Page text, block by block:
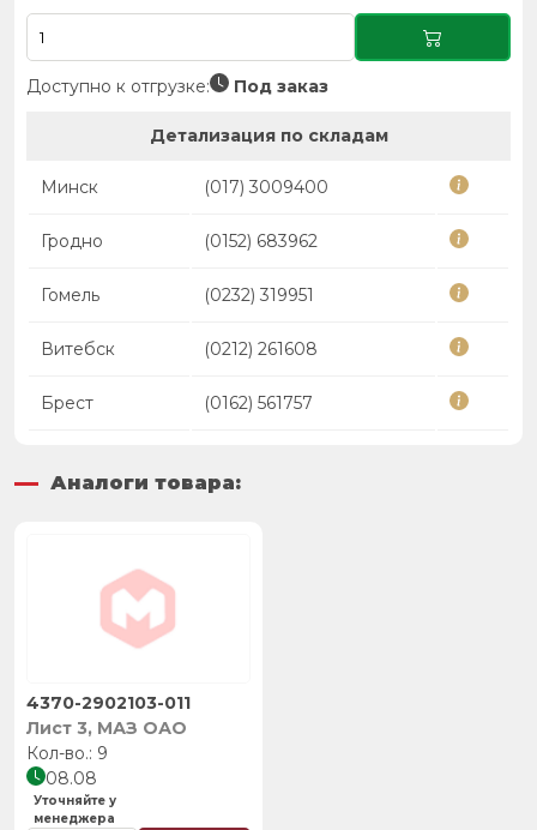
Доступно к отгрузке: Под заказ
Детализация по складам
Минск (017) 3009400
Гродно (0152) 683962
Гомель (0232) 319951
Витебск (0212) 261608
Брест (0162) 561757
Аналоги товара:
Лист 3, МАЗ ОАО
4370-2902103-011
9
08.08
Уточняйте у
менеджера